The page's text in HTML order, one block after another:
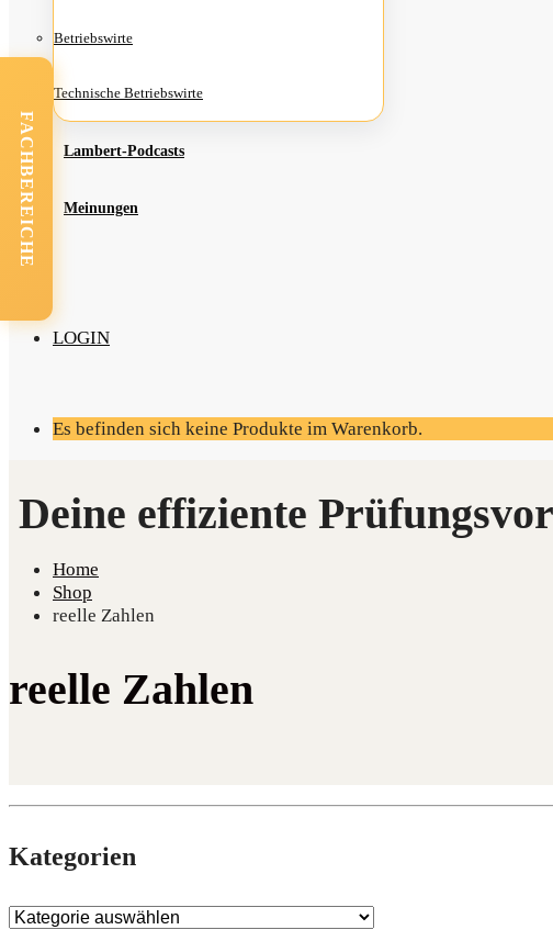
Betriebs­wir­te
Tech­ni­sche Betriebswirte
Lam­­bert-Pod­­casts
Mei­nun­gen
LOGIN
Es befinden sich keine Produkte im Warenkorb.
Home
Shop
reelle Zahlen
reelle Zahlen
Kate­go­rien
FACHBEREICHE